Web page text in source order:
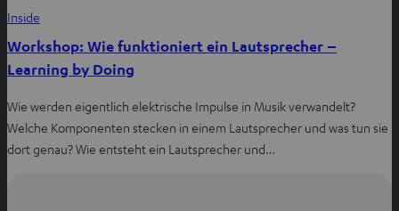
Inside
Workshop: Wie funktioniert ein Lautsprecher –
Learning by Doing
Wie werden eigentlich elektrische Impulse in Musik verwandelt?
Welche Komponenten stecken in einem Lautsprecher und was tun sie
dort genau? Wie entsteht ein Lautsprecher und…